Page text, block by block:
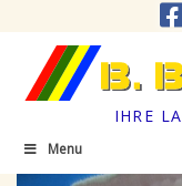
IHRE
Menu